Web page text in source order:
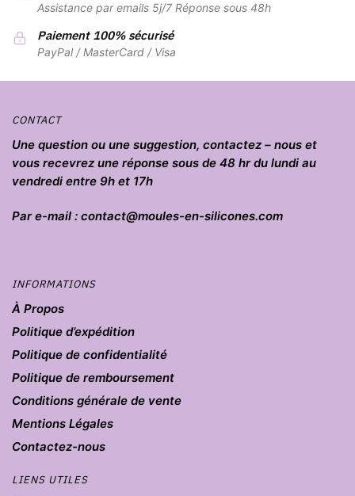
Assistance par emails 5j/7 Réponse sous 48h
Paiement 100% sécurisé
PayPal / MasterCard / Visa
CONTACT
Une question ou une suggestion, contactez – nous et
vous recevrez une réponse sous de 48 hr du lundi au
vendredi entre 9h et 17h
Par e-mail : contact@moules-en-silicones.com
INFORMATIONS
À Propos
Politique d’expédition
Politique de confidentialité
Politique de remboursement
Conditions générale de vente
Mentions Légales
Contactez-nous
LIENS UTILES